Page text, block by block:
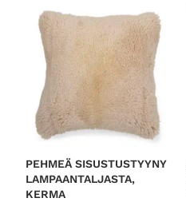
e
d
b
t
e
PEHMEÄ SISUSTUSTYYNY
LAMPAANTALJASTA,
KERMA